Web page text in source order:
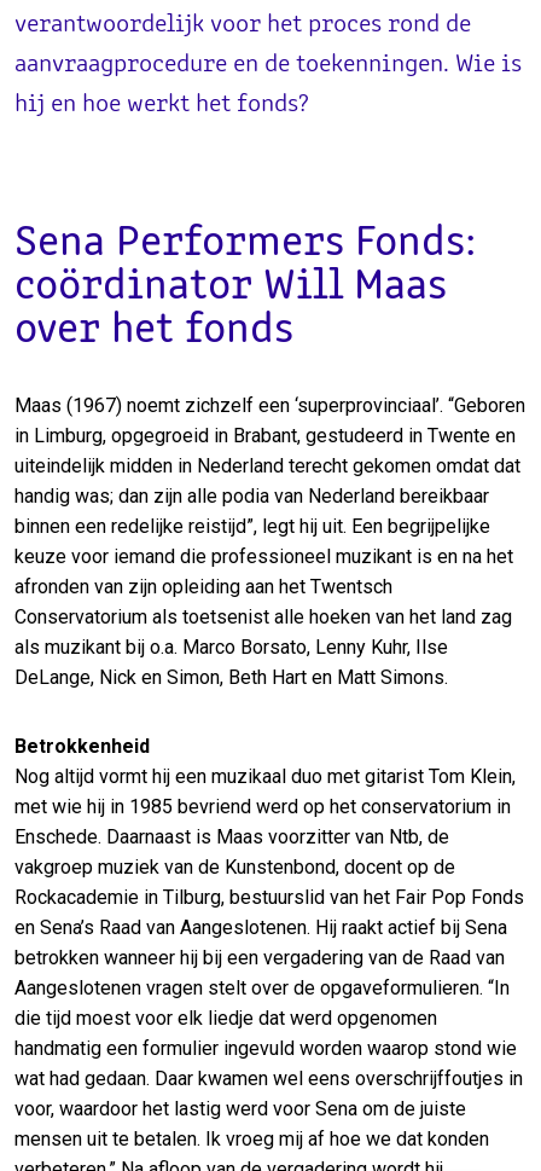
verantwoordelijk voor het proces rond de
aanvraagprocedure en de toekenningen. Wie is
hij en hoe werkt het fonds?
Sena Performers Fonds:
coördinator Will Maas
over het fonds
Maas (1967) noemt zichzelf een ‘superprovinciaal’. “Geboren
in Limburg, opgegroeid in Brabant, gestudeerd in Twente en
uiteindelijk midden in Nederland terecht gekomen omdat dat
handig was; dan zijn alle podia van Nederland bereikbaar
binnen een redelijke reistijd”, legt hij uit. Een begrijpelijke
keuze voor iemand die professioneel muzikant is en na het
afronden van zijn opleiding aan het Twentsch
Conservatorium als toetsenist alle hoeken van het land zag
als muzikant bij o.a. Marco Borsato, Lenny Kuhr, Ilse
DeLange, Nick en Simon, Beth Hart en Matt Simons.
Betrokkenheid
Nog altijd vormt hij een muzikaal duo met gitarist Tom Klein,
met wie hij in 1985 bevriend werd op het conservatorium in
Enschede. Daarnaast is Maas voorzitter van Ntb, de
vakgroep muziek van de Kunstenbond, docent op de
Rockacademie in Tilburg, bestuurslid van het Fair Pop Fonds
en Sena’s Raad van Aangeslotenen. Hij raakt actief bij Sena
betrokken wanneer hij bij een vergadering van de Raad van
Aangeslotenen vragen stelt over de opgaveformulieren. “In
die tijd moest voor elk liedje dat werd opgenomen
handmatig een formulier ingevuld worden waarop stond wie
wat had gedaan. Daar kwamen wel eens overschrijffoutjes in
voor, waardoor het lastig werd voor Sena om de juiste
mensen uit te betalen. Ik vroeg mij af hoe we dat konden